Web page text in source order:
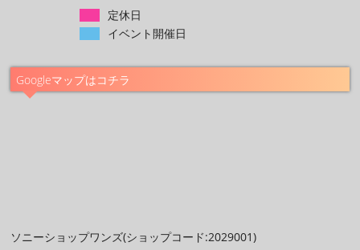
定休日
イベント開催日
Googleマップはコチラ
ソニーショップワンズ(ショップコード:2029001)